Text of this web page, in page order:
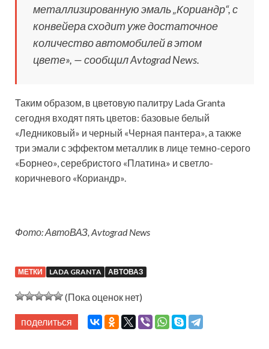
металлизированную эмаль „Кориандр“, с
конвейера сходит уже достаточное
количество автомобилей в этом
цвете», — сообщил Avtograd News.
Таким образом, в цветовую палитру Lada Granta
сегодня входят пять цветов: базовые белый
«Ледниковый» и черный «Черная пантера», а также
три эмали с эффектом металлик в лице темно-серого
«Борнео», серебристого «Платина» и светло-
коричневого «Кориандр».
Фото: АвтоВАЗ, Avtograd News
МЕТКИ LADA GRANTA АВТОВАЗ
(Пока оценок нет)
поделиться